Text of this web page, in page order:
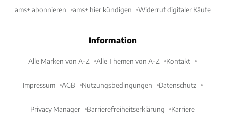
ams+ abonnieren ams+ hier kündigen Widerruf digitaler Käufe
Information
Alle Marken von A-Z Alle Themen von A-Z Kontakt
Impressum AGB Nutzungsbedingungen Datenschutz
Privacy Manager Barrierefreiheitserklärung Karriere